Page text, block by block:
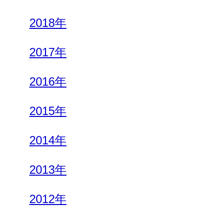
2018年
2017年
2016年
2015年
2014年
2013年
2012年